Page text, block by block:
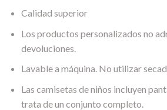
Calidad superior
Los productos personalizados no
devoluciones.
Lavable a máquina. No utilizar
Las camisetas de niños incluyen
trata de un conjunto completo.